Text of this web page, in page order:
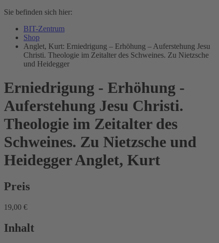
Sie befinden sich hier:
BIT-Zentrum
Shop
Anglet, Kurt: Erniedrigung – Erhöhung – Auferstehung Jesu
Christi. Theologie im Zeitalter des Schweines. Zu Nietzsche
und Heidegger
Erniedrigung - Erhöhung -
Auferstehung Jesu Christi.
Theologie im Zeitalter des
Schweines. Zu Nietzsche und
HeideggerAnglet, Kurt
Preis
19,00 €
Inhalt